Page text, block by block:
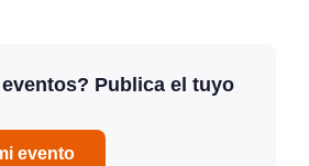
Publica el tuyo
evento